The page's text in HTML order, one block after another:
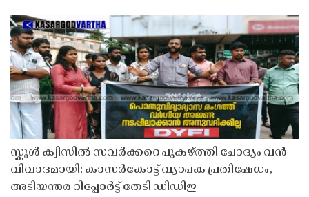
സ്കൂൾ ക്വിസിൽ സവർക്കറെ പുകഴ്ത്തി ചോദ്യം വൻ
വിവാദമായി: കാസർകോട്ട് വ്യാപക പ്രതിഷേധം,
അടിയന്തര റിപ്പോർട്ട് തേടി ഡിഡിഇ